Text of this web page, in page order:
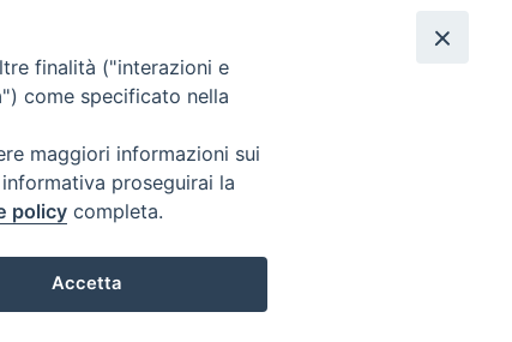
finalità ("interazioni e
come specificato nella
maggiori informazioni sui
proseguirai la
policy completa.
Accetta